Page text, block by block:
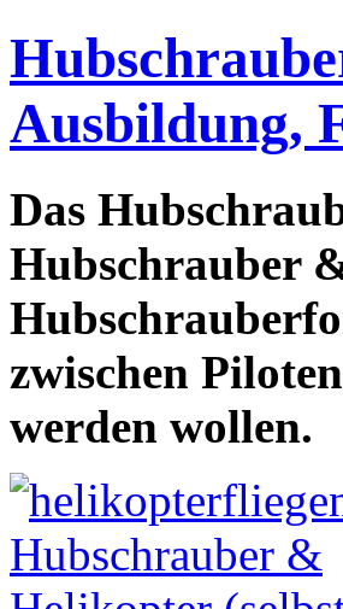
Ausbildung,
Das
Hubschrauber
zwischen
werden wollen.